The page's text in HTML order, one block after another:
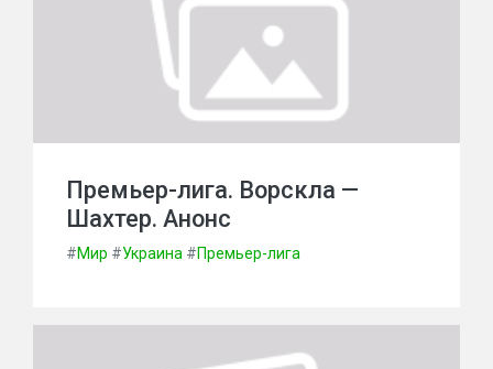
Премьер-лига. Ворскла —
Шахтер. Анонс
#Мир #Украина #Премьер-лига